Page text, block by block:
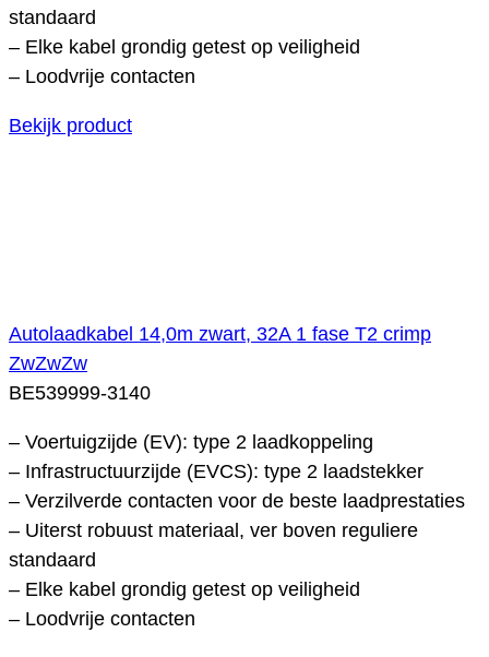
standaard
– Elke kabel grondig getest op veiligheid
– Loodvrije contacten
Bekijk product
Autolaadkabel 14,0m zwart, 32A 1 fase T2 crimp
ZwZwZw
BE539999-3140
– Voertuigzijde (EV): type 2 laadkoppeling
– Infrastructuurzijde (EVCS): type 2 laadstekker
– Verzilverde contacten voor de beste laadprestaties
– Uiterst robuust materiaal, ver boven reguliere
standaard
– Elke kabel grondig getest op veiligheid
– Loodvrije contacten